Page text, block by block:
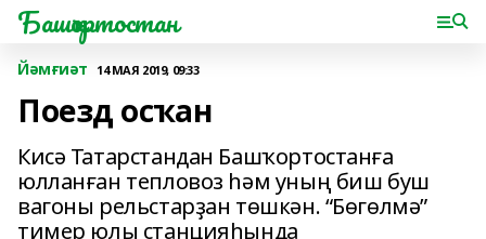
Башҡортостан
Йәмғиәт 14 МАЯ 2019, 09:33
Поезд осҡан
Кисә Татарстандан Башҡортостанға
юлланған тепловоз һәм уның биш буш
вагоны рельстарҙан төшкән. “Бөгөлмә”
тимер юлы станцияһында